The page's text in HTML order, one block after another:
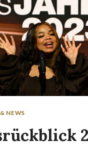
MANN,
DER
DEN
EIFFELTURM
ERFAND«
NEWS